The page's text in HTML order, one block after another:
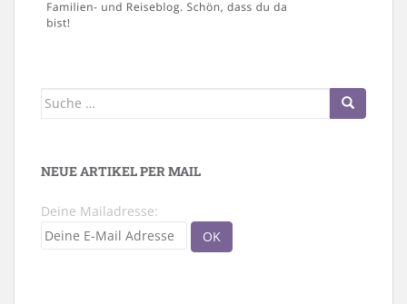
Suche
NEUE ARTIKEL PER MAIL
Deine Mailadresse: